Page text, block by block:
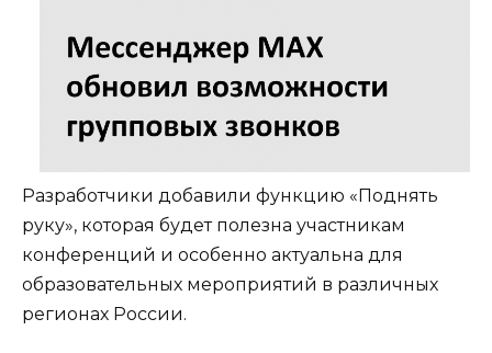
Разработчики добавили функцию «Поднять
руку», которая будет полезна участникам
конференций и особенно актуальна для
образовательных мероприятий в различных
регионах России.